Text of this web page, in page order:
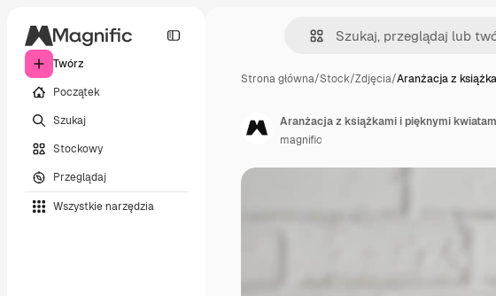
Twórz
Początek
Szukaj
Stockowy
Przeglądaj
Wszystkie narzędzia
Strona główna/Stock/Zdjęcia/Aranżacja z
Aranżacja z książkami i pięknymi
magnific